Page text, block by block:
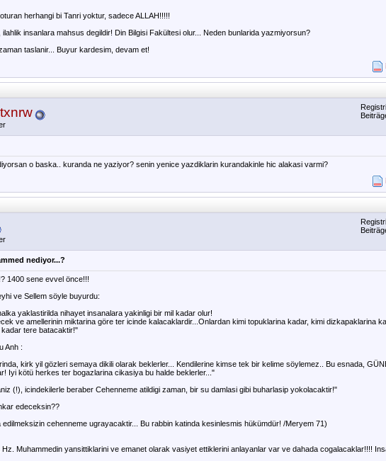
herhangi bi Tanri yoktur, sadece ALLAH!!!!!
insanlara mahsus degildir! Din Bilgisi Fakültesi olur... Neden bunlarida yazmiyorsun?
taslanir... Buyur kardesim, devam et!
o baska.. kuranda ne yaziyor? senin yenice yazdiklarin kurandakinle hic alakasi varmi?
nediyor...?
1400 sene evvel önce!!!
ve Sellem söyle buyurdu:
yaklastirilda nihayet insanalara yakinligi bir mil kadar olur!
ve amellerinin miktarina göre ter icinde kalacaklardir...Onlardan kimi topuklarina kadar, kimi dizkapaklarina
tere batacaktir!"
Anh :
kirk yil gözleri semaya dikili olarak beklerler... Kendilerine kimse tek bir kelime söylemez.. Bu esnada,
Iyi kötü herkes ter bogazlarina cikasiya bu halde beklerler..."
(!), icindekilerle beraber Cehenneme atildigi zaman, bir su damlasi gibi buharlasip yokolacaktir!"
edeceksin??
edilmeksizin cehenneme ugrayacaktir... Bu rabbin katinda kesinlesmis hükümdür! /Meryem 71)
Muhammedin yansittiklarini ve emanet olarak vasiyet ettiklerini anlayanlar var ve dahada cogalacaklar!!!!